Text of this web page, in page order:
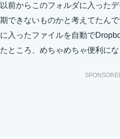
以前からこのフォルダに入った
期できないものかと考えてたん
に入ったファイルを自動で
たところ、めちゃめちゃ便利にな